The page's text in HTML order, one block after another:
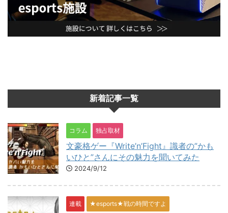
新着記事一覧
コラム 独占取材
文豪格ゲー『Write’n’Fight』識者の”かも
いひと”さんにその魅力を聞いてみた
2024/9/12
連載 ★esports★戦の時間ですよ